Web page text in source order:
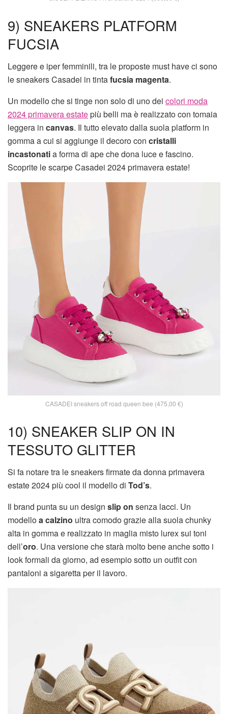
9) SNEAKERS PLATFORM
FUCSIA
Leggere e iper femminili, tra le proposte must have ci sono
le sneakers Casadei in tintafucsia magenta.
Un modello che si tinge non solo di uno dei colori moda
2024 primavera estatepiù belli ma è realizzato con tomaia
leggera in canvas. Il tutto elevato dalla suola platform in
gomma a cui si aggiunge il decoro con cristalli
incastonatia forma di ape che dona luce e fascino.
Scoprite le scarpe Casadei 2024 primavera estate!
CASADEI sneakers off road queen bee (475,00 €)
10) SNEAKER SLIP ON IN
TESSUTO GLITTER
Si fa notare tra le sneakers firmate da donna primavera
estate 2024 più cool il modello di Tod’s.
Il brand punta su un design slip on senza lacci. Un
modelloa calzino ultra comodo grazie alla suola chunky
alta in gomma e realizzato in maglia misto lurex sui toni
dell’oro. Una versione che starà molto bene anche sotto i
look formali da giorno, ad esempio sotto un outfit con
pantaloni a sigaretta per il lavoro.